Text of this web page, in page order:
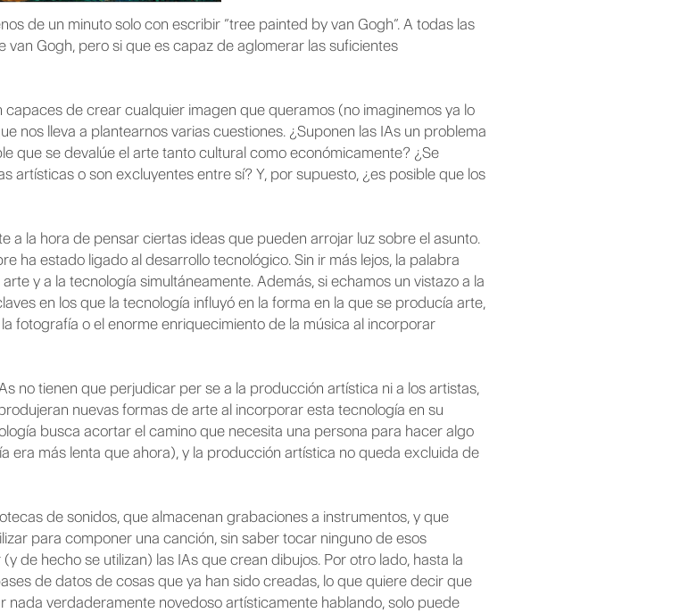
de un minuto solo con escribir “tree painted by van Gogh”. A todas las
van Gogh, pero si que es capaz de aglomerar las suficientes
de crear cualquier imagen que queramos (no imaginemos ya lo
nos lleva a plantearnos varias cuestiones. ¿Suponen las IAs un problema
que se devalúe el arte tanto cultural como económicamente? ¿Se
artísticas o son excluyentes entre sí? Y, por supuesto, ¿es posible que los
a la hora de pensar ciertas ideas que pueden arrojar luz sobre el asunto.
ha estado ligado al desarrollo tecnológico. Sin ir más lejos, la palabra
y a la tecnología simultáneamente. Además, si echamos un vistazo a la
en los que la tecnología influyó en la forma en la que se producía arte,
fotografía o el enorme enriquecimiento de la música al incorporar
no tienen que perjudicar per se a la producción artística ni a los artistas,
nuevas formas de arte al incorporar esta tecnología en su
busca acortar el camino que necesita una persona para hacer algo
era más lenta que ahora), y la producción artística no queda excluida de
de sonidos, que almacenan grabaciones a instrumentos, y que
para componer una canción, sin saber tocar ninguno de esos
de hecho se utilizan) las IAs que crean dibujos. Por otro lado, hasta la
de datos de cosas que ya han sido creadas, lo que quiere decir que
nada verdaderamente novedoso artísticamente hablando, solo puede